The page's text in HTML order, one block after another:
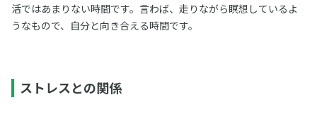
活ではあまりない時間です。言わば、走りながら瞑想しているよ
うなもので、自分と向き合える時間です。
ストレスとの関係